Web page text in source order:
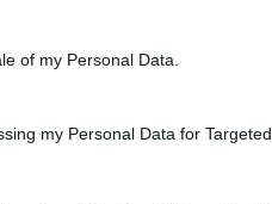
of my Personal Data.
my Personal Data for Targeted